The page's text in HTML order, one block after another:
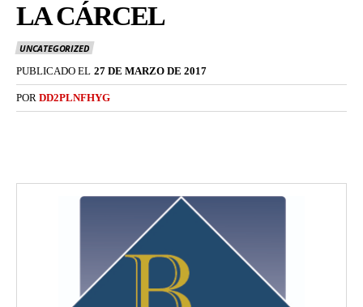
LA CÁRCEL
UNCATEGORIZED
PUBLICADO EL 27 DE MARZO DE 2017
POR DD2PLNFHYG